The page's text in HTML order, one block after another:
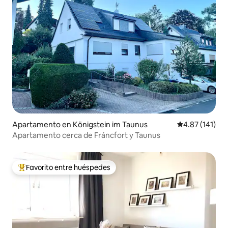
Apartamento en Königstein im Taunus Calificación
4.87 (141)
Apartamento cerca de Fráncfort y Taunus
Favorito entre huéspedes preferido
Favorito entre huéspedes